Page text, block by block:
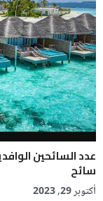
سائح
أكتوبر 29, 2023